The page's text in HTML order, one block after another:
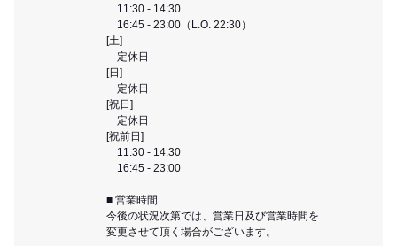
11:30 - 14:30
16:45 - 23:00（L.O. 22:30）
[土]
定休日
[日]
定休日
[祝日]
定休日
[祝前日]
11:30 - 14:30
16:45 - 23:00
■ 営業時間
今後の状況次第では、営業日及び営業時間を
変更させて頂く場合がございます。